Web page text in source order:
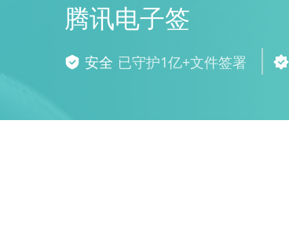
腾讯电子签
安全 已守护1亿+文件签署